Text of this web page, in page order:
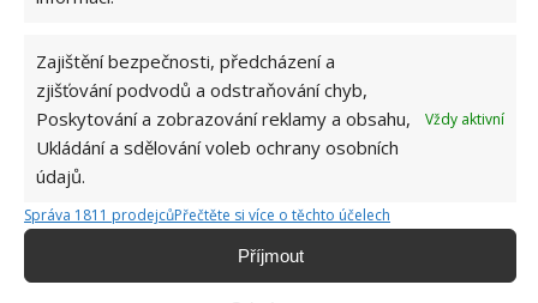
Zajištění bezpečnosti, předcházení a
zjišťování podvodů a odstraňování chyb,
Poskytování a zobrazování reklamy a obsahu,
Ukládání a sdělování voleb ochrany osobních
údajů.
Vždy aktivní
Správa 1811 prodejcůPřečtěte si více o těchto účelech
Příjmout